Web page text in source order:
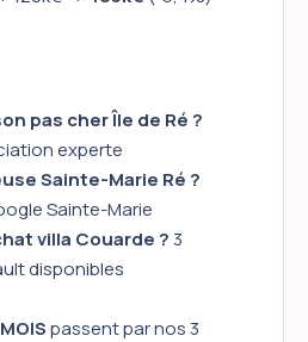
pas cher Île de Ré ?
experte
Sainte-Marie Ré ?
Sainte-Marie
villa Couarde ? 3
disponibles
passent par nos 3